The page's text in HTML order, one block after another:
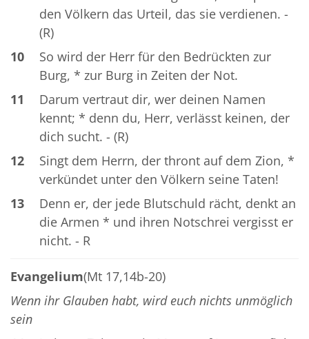
den Völkern das Urteil, das sie verdienen. -
(R)
10
So wird der Herr für den Bedrückten zur
Burg, * zur Burg in Zeiten der Not.
11
Darum vertraut dir, wer deinen Namen
kennt; * denn du, Herr, verlässt keinen, der
dich sucht. - (R)
12
Singt dem Herrn, der thront auf dem Zion, *
verkündet unter den Völkern seine Taten!
13
Denn er, der jede Blutschuld rächt, denkt an
die Armen * und ihren Notschrei vergisst er
nicht. - R
Evangelium(Mt 17,14b-20)
Wenn ihr Glauben habt, wird euch nichts unmöglich
sein